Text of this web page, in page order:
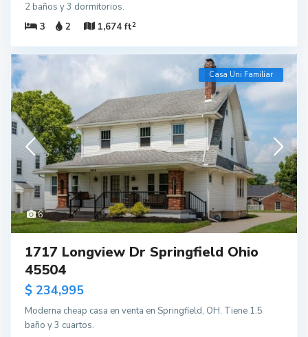
2 baños y 3 dormitorios.
3
2 1,674 ft2
6
Casa Uni Familiar
1717 Longview Dr Springfield Ohio
45504
$ 234,995
Moderna cheap casa en venta en Springfield, OH. Tiene 1.5
baño y 3 cuartos.